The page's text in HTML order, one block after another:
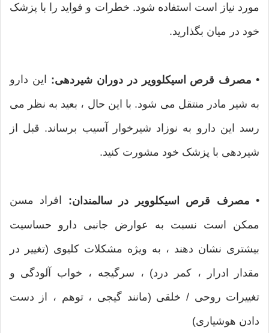
مورد نیاز است استفاده شود. خطرات و فواید را با پزشک
خود در میان بگذارید.
• مصرف قرص اسیکلوویر در دوران شیردهی: این دارو
به شیر مادر منتقل می شود. با این حال ، بعید به نظر می
رسد این دارو به نوزاد شیرخوار آسیب برساند. قبل از
شیردهی با پزشک خود مشورت کنید.
• مصرف قرص اسیکلوویر در سالمندان: افراد مسن
ممکن است نسبت به عوارض جانبی دارو حساسیت
بیشتری نشان دهند ، به ویژه مشکلات کلیوی (تغییر در
مقدار ادرار ، کمر درد) ، سرگیجه ، خواب آلودگی و
تغییرات روحی / خلقی (مانند گیجی ، توهم ، از دست
دادن هوشیاری)